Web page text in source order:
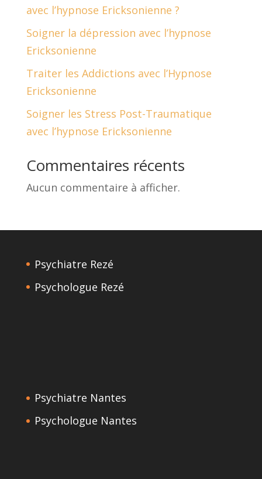
avec l’hypnose Ericksonienne ?
Soigner la dépression avec l’hypnose
Ericksonienne
Traiter les Addictions avec l’Hypnose
Ericksonienne
Soigner les Stress Post-Traumatique
avec l’hypnose Ericksonienne
Commentaires récents
Aucun commentaire à afficher.
Psychiatre Rezé
Psychologue Rezé
Psychiatre Nantes
Psychologue Nantes